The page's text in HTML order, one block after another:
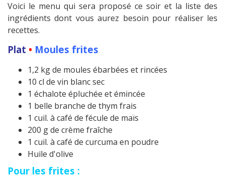
Voici le menu qui sera proposé ce soir et la liste des
ingrédients dont vous aurez besoin pour réaliser les
recettes.
Plat • Moules frites
1,2 kg de moules ébarbées et rincées
10 cl de vin blanc sec
1 échalote épluchée et émincée
1 belle branche de thym frais
1 cuil. à café de fécule de maïs
200 g de crème fraîche
1 cuil. à café de curcuma en poudre
Huile d'olive
Pour les frites :